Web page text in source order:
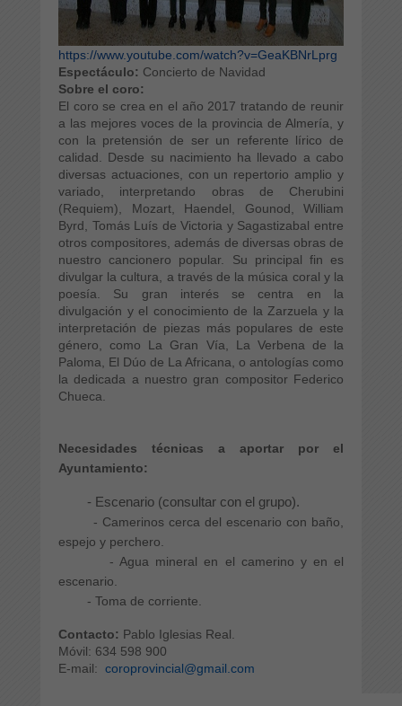
https://www.youtube.com/watch?v=GeaKBNrLprg
Espectáculo: Concierto de Navidad
Sobre el coro:
El coro se crea en el año 2017 tratando de reunir
a las mejores voces de la provincia de Almería, y
con la pretensión de ser un referente lírico de
calidad. Desde su nacimiento ha llevado a cabo
diversas actuaciones, con un repertorio amplio y
variado, interpretando obras de Cherubini
(Requiem), Mozart, Haendel, Gounod, William
Byrd, Tomás Luís de Victoria y Sagastizabal entre
otros compositores, además de diversas obras de
nuestro cancionero popular. Su principal fin es
divulgar la cultura, a través de la música coral y la
poesía. Su gran interés se centra en la
divulgación y el conocimiento de la Zarzuela y la
interpretación de piezas más populares de este
género, como La Gran Vía,
La Verbena de la
Paloma
El Dúo de La Africana , o antologías como
la dedicada a nuestro gran compositor Federico
Chueca.
Necesidades técnicas a aportar por el
Ayuntamiento:
- Escenario (consultar con el grupo).
- Camerinos cerca del escenario con baño,
espejo y perchero.
- Agua mineral en el camerino y en el
escenario.
- Toma de corriente.
Contacto: Pablo Iglesias Real.
Móvil: 634 598 900
E-mail: coroprovincial@gmail.com